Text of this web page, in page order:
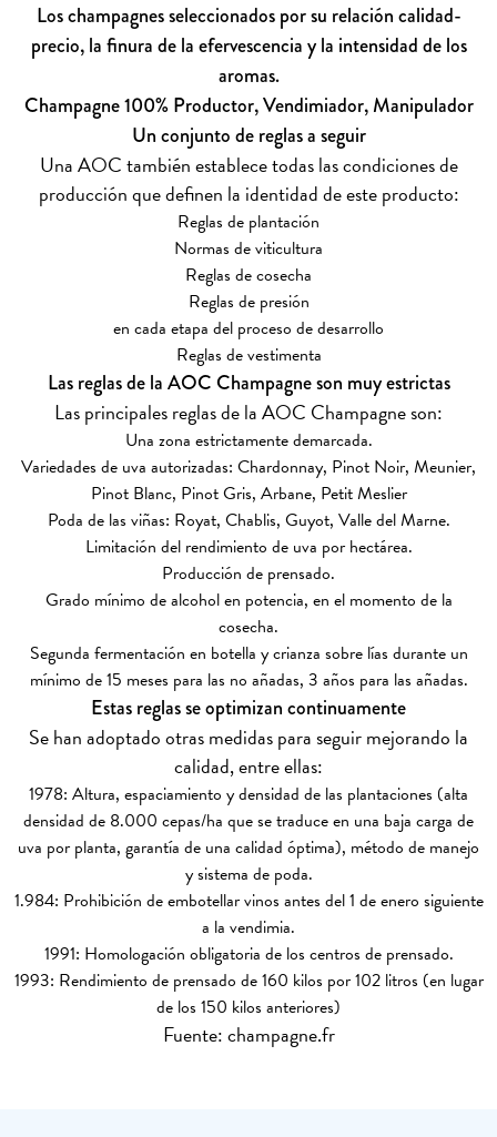
Los champagnes seleccionados por su relación calidad-
precio, la finura de la efervescencia y la intensidad de los
aromas.
Champagne 100% Productor, Vendimiador, Manipulador
Un conjunto de reglas a seguir
Una AOC también establece todas las condiciones de
producción que definen la identidad de este producto:
Reglas de plantación
Normas de viticultura
Reglas de cosecha
Reglas de presión
en cada etapa del proceso de desarrollo
Reglas de vestimenta
Las reglas de la AOC Champagne son muy estrictas
Las principales reglas de la AOC Champagne son:
Una zona estrictamente demarcada.
Variedades de uva autorizadas: Chardonnay, Pinot Noir, Meunier,
Pinot Blanc, Pinot Gris, Arbane, Petit Meslier
Poda de las viñas: Royat, Chablis, Guyot, Valle del Marne.
Limitación del rendimiento de uva por hectárea.
Producción de prensado.
Grado mínimo de alcohol en potencia, en el momento de la
cosecha.
Segunda fermentación en botella y crianza sobre lías durante un
mínimo de 15 meses para las no añadas, 3 años para las añadas.
Estas reglas se optimizan continuamente
Se han adoptado otras medidas para seguir mejorando la
calidad, entre ellas:
1978: Altura, espaciamiento y densidad de las plantaciones (alta
densidad de 8.000 cepas/ha que se traduce en una baja carga de
uva por planta, garantía de una calidad óptima), método de manejo
y sistema de poda.
1.984: Prohibición de embotellar vinos antes del 1 de enero siguiente
a la vendimia.
1991: Homologación obligatoria de los centros de prensado.
1993: Rendimiento de prensado de160 kilos por102 litros (en lugar
de los 150 kilos anteriores)
Fuente: champagne.fr